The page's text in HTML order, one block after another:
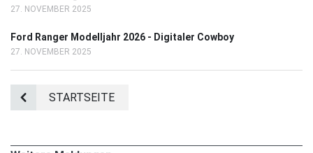
27. NOVEMBER 2025
Ford Ranger Modelljahr 2026 - Digitaler Cowboy
27. NOVEMBER 2025
STARTSEITE